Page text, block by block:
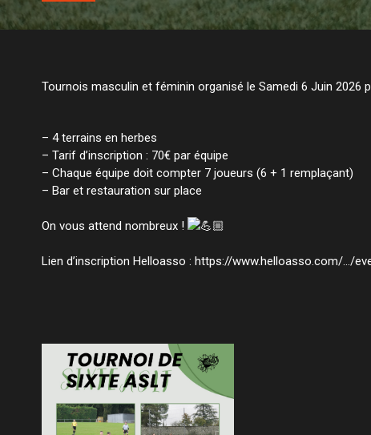
Tournois masculin et féminin organisé le Samedi 6 Juin 2026
– 4 terrains en herbes
– Tarif d’inscription : 70€ par équipe
– Chaque équipe doit compter 7 joueurs (6 + 1 remplaçant)
– Bar et restauration sur place
On vous attend nombreux !
Lien d’inscription Helloasso : https://www.helloasso.com/…/